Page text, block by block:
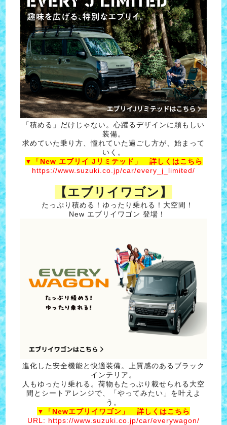
「積める」だけじゃない。心躍るデザインに頼もしい
装備。
求めていた乗り方、憧れていた過ごし方が、始まって
いく。
▼「New エブリイ Jリミテッド」 詳しくはこちら
https://www.suzuki.co.jp/car/every_j_limited/
【エブリイワゴン】
たっぷり積める！ゆったり乗れる！大空間！
New エブリイワゴン 登場！
進化した安全機能と快適装備。上質感のあるブラック
インテリア。
人もゆったり乗れる。荷物もたっぷり載せられる大空
間とシートアレンジで、「やってみたい」を叶えよ
う。
▼「Newエブリイワゴン」 詳しくはこちら
URL: https://www.suzuki.co.jp/car/everywagon/